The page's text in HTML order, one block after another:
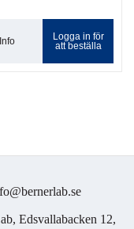
Info
Logga in för
att beställa
Edsvallabacken 12,